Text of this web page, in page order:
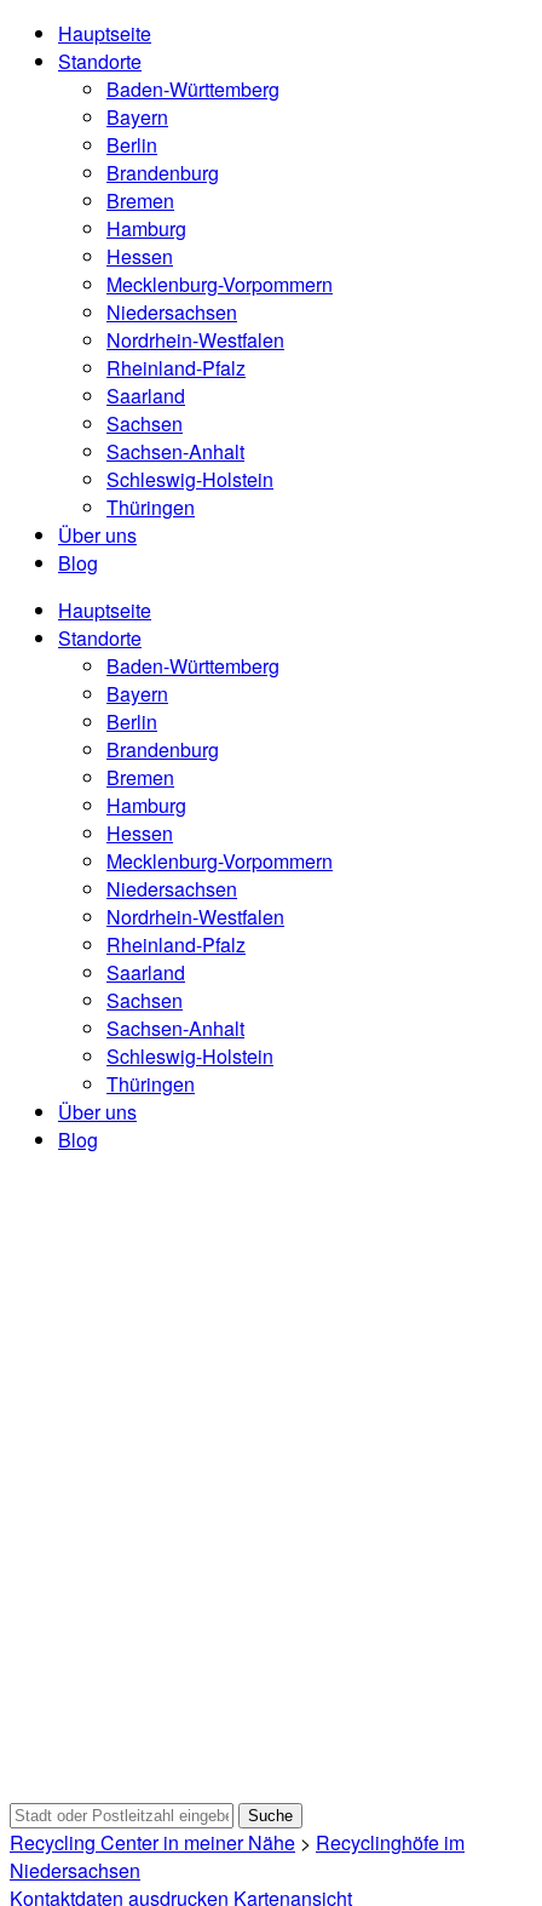
Hauptseite
Standorte
Baden-Württemberg
Bayern
Berlin
Brandenburg
Bremen
Hamburg
Hessen
Mecklenburg-Vorpommern
Niedersachsen
Nordrhein-Westfalen
Rheinland-Pfalz
Saarland
Sachsen
Sachsen-Anhalt
Schleswig-Holstein
Thüringen
Über uns
Blog
Hauptseite
Standorte
Baden-Württemberg
Bayern
Berlin
Brandenburg
Bremen
Hamburg
Hessen
Mecklenburg-Vorpommern
Niedersachsen
Nordrhein-Westfalen
Rheinland-Pfalz
Saarland
Sachsen
Sachsen-Anhalt
Schleswig-Holstein
Thüringen
Über uns
Blog
Recycling Center in meiner Nähe > Recyclinghöfe im
Niedersachsen
Kontaktdaten ausdrucken Kartenansicht